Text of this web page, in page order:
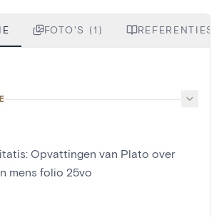
FOTO'S (1) REFERENTIES
Opvattingen van Plato over
mens folio 25vo